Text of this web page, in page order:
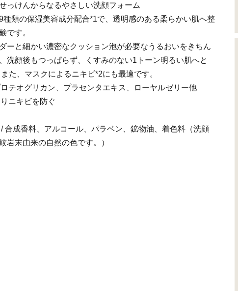
っけんからなるやさしい洗顔フォーム
種類の保湿美容成分配合*1で、透明感のある柔らかい肌へ整
です。
ーと細かい濃密なクッション泡が必要なうるおいをきちん
洗顔後もつっぱらず、くすみのない1トーン明るい肌へと
た、マスクによるニキビ*2にも最適です。
テオグリカン、プラセンタエキス、ローヤルゼリー他
ニキビを防ぐ
合成香料、アルコール、パラベン、鉱物油、着色料（洗顔
岩末由来の自然の色です。）